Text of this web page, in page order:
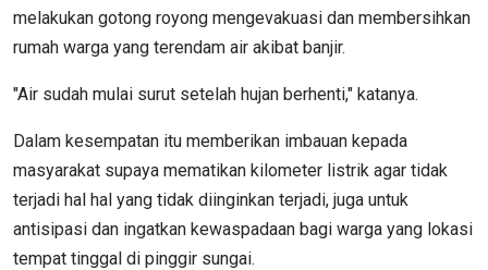
melakukan gotong royong mengevakuasi dan membersihkan
rumah warga yang terendam air akibat banjir.
"Air sudah mulai surut setelah hujan berhenti," katanya.
Dalam kesempatan itu memberikan imbauan kepada
masyarakat supaya mematikan kilometer listrik agar tidak
terjadi hal hal yang tidak diinginkan terjadi, juga untuk
antisipasi dan ingatkan kewaspadaan bagi warga yang lokasi
tempat tinggal di pinggir sungai.